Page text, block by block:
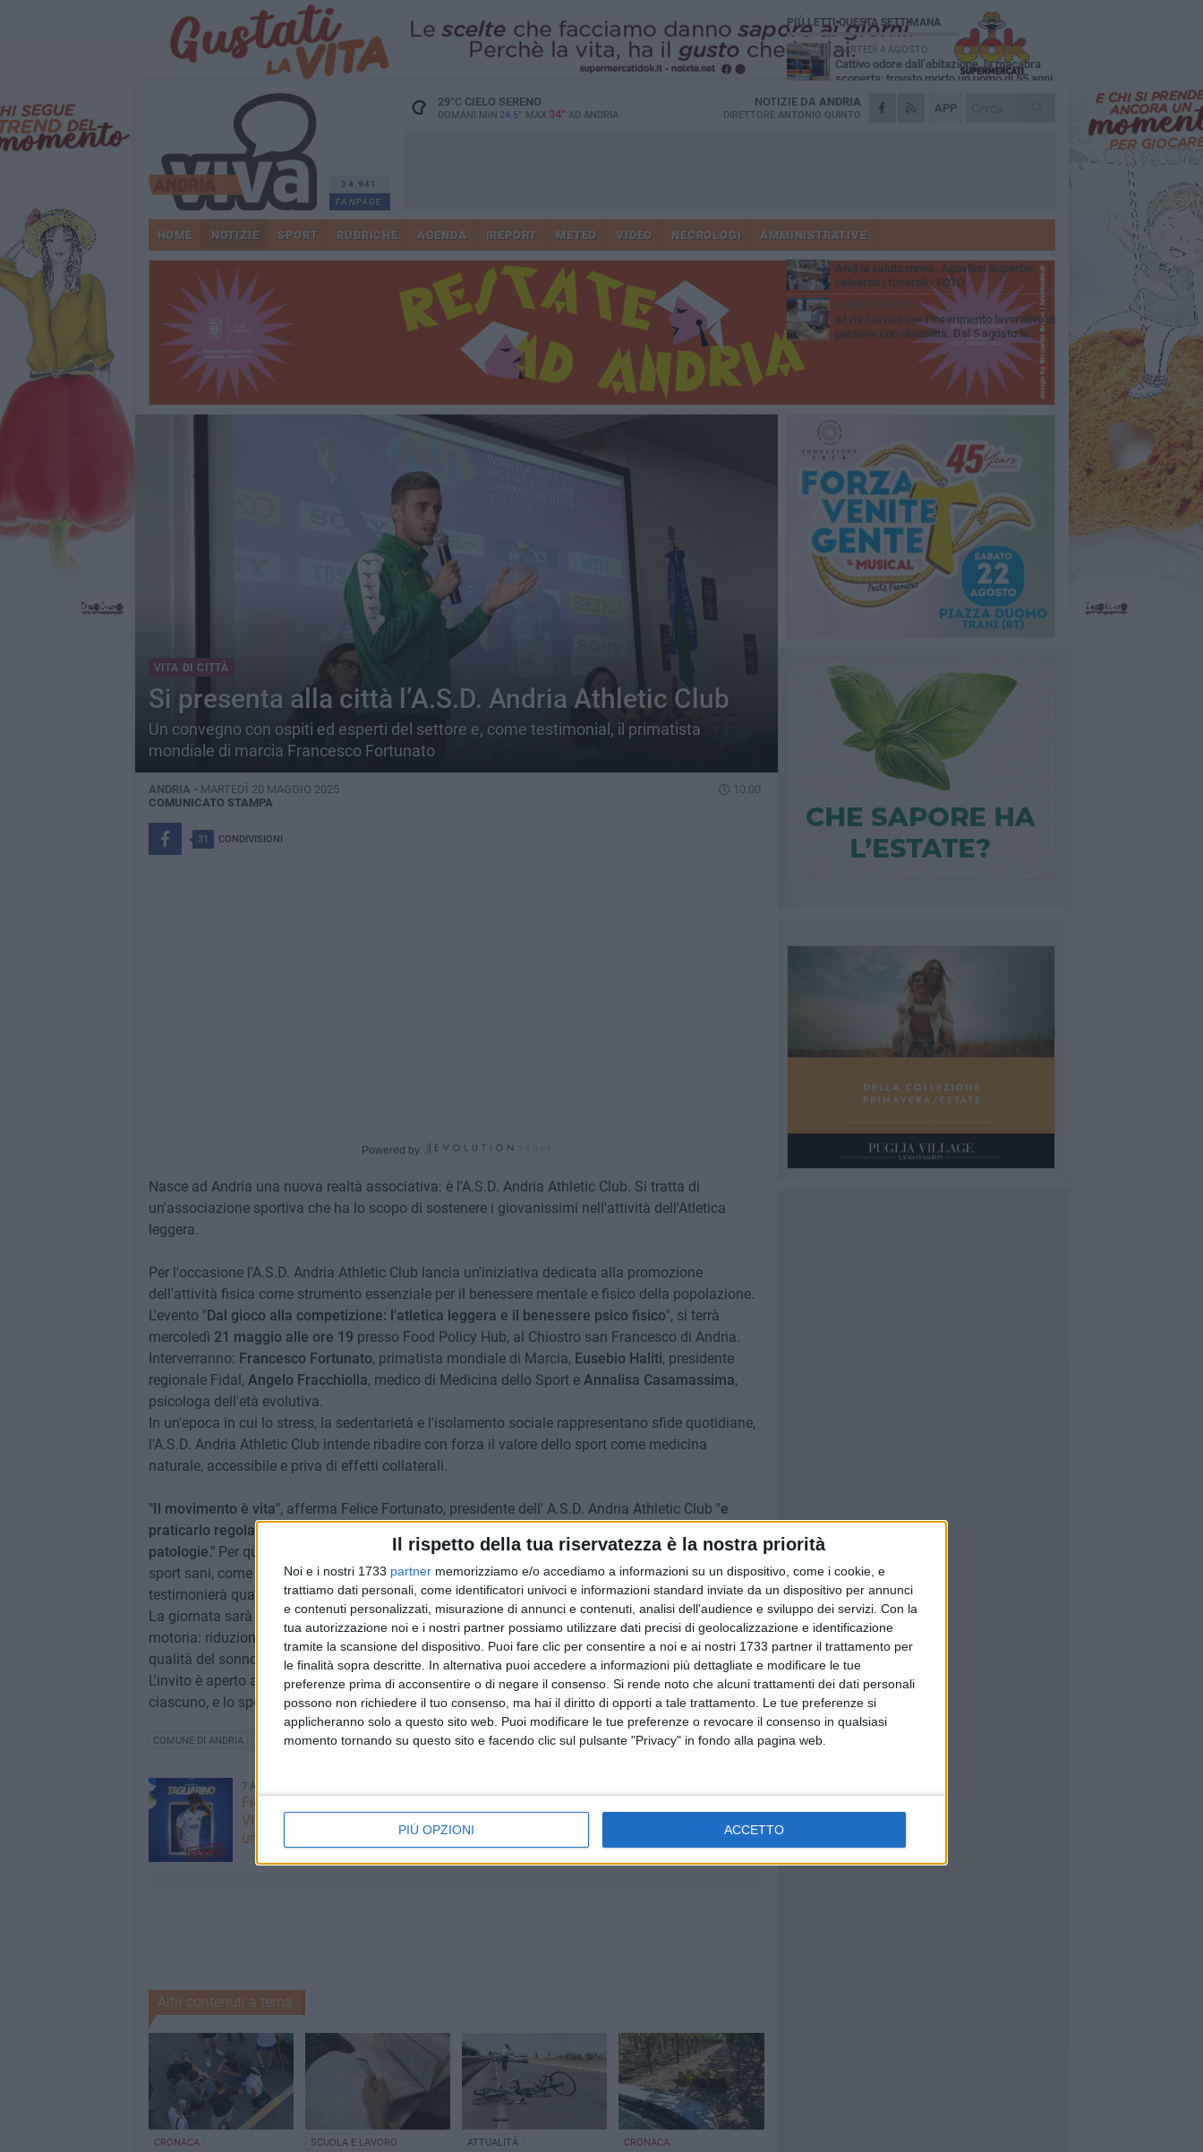
Il rispetto della tua riservatezza è la nostra priorità
Noi e i nostri 1733 partner memorizziamo e/o accediamo a informazioni su un dispositivo, come i cookie, e
trattiamo dati personali, come identificatori univoci e informazioni standard inviate da un dispositivo per annunci
e contenuti personalizzati, misurazione di annunci e contenuti, analisi dell'audience e sviluppo dei servizi. Con la
tua autorizzazione noi e i nostri partner possiamo utilizzare dati precisi di geolocalizzazione e identificazione
tramite la scansione del dispositivo. Puoi fare clic per consentire a noi e ai nostri 1733 partner il trattamento per
le finalità sopra descritte. In alternativa puoi accedere a informazioni più dettagliate e modificare le tue
preferenze prima di acconsentire o di negare il consenso. Si rende noto che alcuni trattamenti dei dati personali
possono non richiedere il tuo consenso, ma hai il diritto di opporti a tale trattamento. Le tue preferenze si
applicheranno solo a questo sito web. Puoi modificare le tue preferenze o revocare il consenso in qualsiasi
momento tornando su questo sito e facendo clic sul pulsante "Privacy" in fondo alla pagina web.
PIÙ OPZIONI ACCETTO
34.941
FANPAGE
29°CCIELO SERENO
DOMANI MIN 24.5° MAX 34° AD ANDRIA
APP
NOTIZIE DA ANDRIA
DIRETTORE ANTONIO QUINTO
HOME NOTIZIE SPORT RUBRICHE AGENDA IREPORT METEO VIDEO NECROLOGI AMMINISTRATIVE
VITA DI CITTÀ
Si presenta alla città l’A.S.D. Andria Athletic Club
Un convegno con ospiti ed esperti del settore e, come testimonial, il primatista
mondiale di marcia Francesco Fortunato
ANDRIA - MARTEDÌ 20 MAGGIO 2025
10.00
COMUNICATO STAMPA
31 CONDIVISIONI
Powered by
Nasce ad Andria una nuova realtà associativa: è l'A.S.D. Andria Athletic Club. Si tratta di
un'associazione sportiva che ha lo scopo di sostenere i giovanissimi nell'attività dell'Atletica
leggera.
Per l'occasione l'A.S.D. Andria Athletic Club lancia un'iniziativa dedicata alla promozione
dell'attività fisica come strumento essenziale per il benessere mentale e fisico della popolazione.
L'evento "Dal gioco alla competizione: l'atletica leggera e il benessere psico fisico", si terrà
mercoledì 21 maggio alle ore 19 presso Food Policy Hub, al Chiostro san Francesco di Andria.
Interverranno: Francesco Fortunato, primatista mondiale di Marcia, Eusebio Haliti, presidente
regionale Fidal, Angelo Fracchiolla, medico di Medicina dello Sport e Annalisa Casamassima,
psicologa dell'età evolutiva.
In un'epoca in cui lo stress, la sedentarietà e l'isolamento sociale rappresentano sfide quotidiane,
l'A.S.D. Andria Athletic Club intende ribadire con forza il valore dello sport come medicina
naturale, accessibile e priva di effetti collaterali.
"Il movimento è vita", afferma Felice Fortunato, presidente dell' A.S.D. Andria Athletic Club "e
praticarlo regolarmente migliora l'umore, rafforza il sistema immunitario e previene numerose
patologie." Per questo è fondamentale abituare i piccoli, sin dall'età preadolescenziale a praticare
sport sani, come l'Atletica leggera. La presenza del primatista mondiale, Francesco Fortunato
testimonierà quanto siano importanti la passione, il sacrificio e la volontà.
La giornata sarà anche un'occasione per sensibilizzare sui benefici psicologici dell'attività
motoria: riduzione dell'ansia e della depressione, aumento dell'autostima e miglioramento della
qualità del sonno.
L'invito è aperto a tutti: bambini, adulti, anziani, sportivi e non. Perché il benessere è un diritto di
ciascuno, e lo sport può essere la chiave per raggiungerlo.
COMUNE DI ANDRIA ATLETICA FRANCESCO FORTUNATO ATLETICA LEGGERA
7 AGOSTO 2026
Fidelis Andria, c'è il rinnovo:
Vincenzo Tagliarino ha firmato
un biennale
Altri contenuti a tema
CRONACA SCUOLA E LAVORO ATTUALITÀ CRONACA
PIÙ LETTI QUESTA SETTIMANA
MARTEDÌ 4 AGOSTO
Cattivo odore dall’abitazione, la macabra
scoperta: trovato morto un uomo di 55 anni
SABATO 1 AGOSTO
"3 vite. 2 impegni. 1 strada": ad Andria
Scompare prematuramente l'avvocato
Beppe Tortora
MARTEDÌ 4 AGOSTO
Andria saluta mons. Agostino Superbo:
celebrati i funerali - FOTO
LUNEDÌ 3 AGOSTO
Al via l’avviso per l’inserimento lavorativo di
persone con disabilità. Dal 5 agosto le
domande